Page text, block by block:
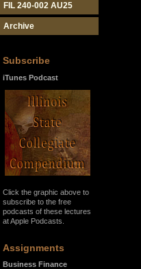
FIL 240-002 AU25
Archive
Subscribe
iTunes Podcast
Click the graphic above to
subscribe to the free
podcasts of these lectures
at Apple Podcasts.
Assignments
Business Finance